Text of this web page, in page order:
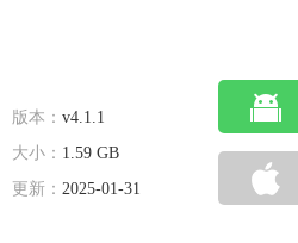
版本： v4.1.1
大小： 1.59 GB
更新： 2025-01-31